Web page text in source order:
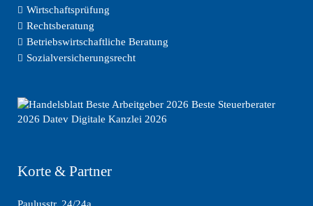
Wirtschaftsprüfung
Rechtsberatung
Betriebswirtschaftliche Beratung
Sozialversicherungsrecht
Korte & Partner
Paulusstr. 24/24a